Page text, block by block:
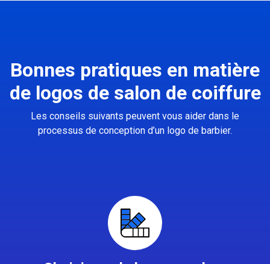
Bonnes pratiques en matière
de logos de salon de coiffure
Les conseils suivants peuvent vous aider dans le
processus de conception d’un logo de barbier.